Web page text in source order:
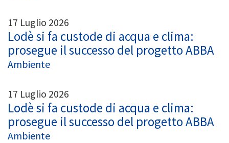
17 Luglio 2026
Lodè si fa custode di acqua e clima:
prosegue il successo del progetto ABBA
Ambiente
17 Luglio 2026
Lodè si fa custode di acqua e clima:
prosegue il successo del progetto ABBA
Ambiente